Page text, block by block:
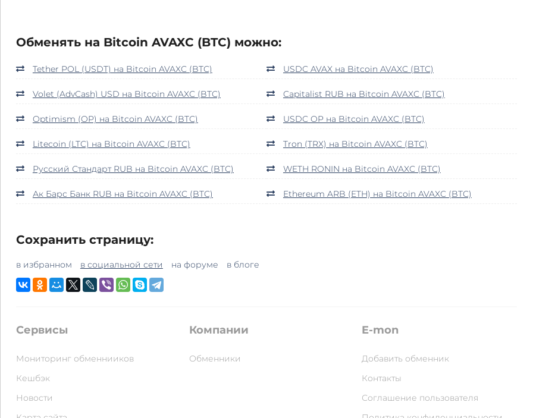
Обменять на Bitcoin AVAXC (BTC) можно:
Tether POL (USDT) на Bitcoin AVAXC (BTC) USDC AVAX на Bitcoin AVAXC (BTC)
Volet (AdvCash) USD на Bitcoin AVAXC (BTC) Capitalist RUB на Bitcoin AVAXC (BTC)
Optimism (OP) на Bitcoin AVAXC (BTC) USDC OP на Bitcoin AVAXC (BTC)
Litecoin (LTC) на Bitcoin AVAXC (BTC) Tron (TRX) на Bitcoin AVAXC (BTC)
Русский Стандарт RUB на Bitcoin AVAXC (BTC) WETH RONIN на Bitcoin AVAXC (BTC)
Ак Барс Банк RUB на Bitcoin AVAXC (BTC) Ethereum ARB (ETH) на Bitcoin AVAXC (BTC)
Сохранить страницу:
в избранном в социальной сети на форуме в блоге
Сервисы
Мониторинг обменнииков
Кешбэк
Новости
Компании
Обменники
E-mon
Добавить обменник
Контакты
Соглашение пользователя